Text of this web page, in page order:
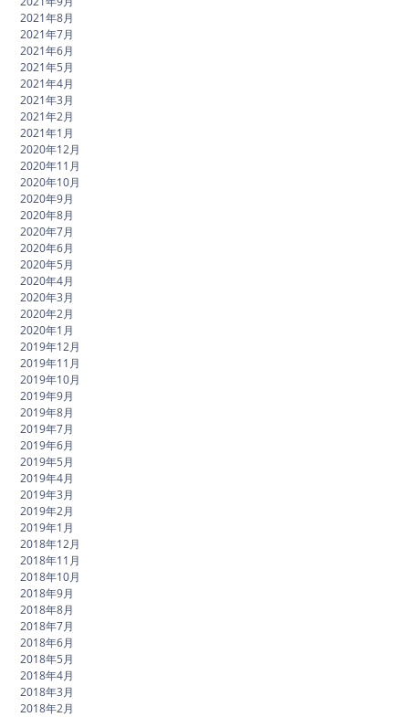
2021年8月
2021年7月
2021年6月
2021年5月
2021年4月
2021年3月
2021年2月
2021年1月
2020年12月
2020年11月
2020年10月
2020年9月
2020年8月
2020年7月
2020年6月
2020年5月
2020年4月
2020年3月
2020年2月
2020年1月
2019年12月
2019年11月
2019年10月
2019年9月
2019年8月
2019年7月
2019年6月
2019年5月
2019年4月
2019年3月
2019年2月
2019年1月
2018年12月
2018年11月
2018年10月
2018年9月
2018年8月
2018年7月
2018年6月
2018年5月
2018年4月
2018年3月
2018年2月